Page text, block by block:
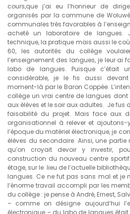
cours,que j’ai eu l’honneur de
organisés par la commune de
communales très favorables à
acheté un laboratoire de langues.
technique, la pratique mais aussi le
60, les autorités du collège
l’enseignement des langues, je leur ai
labo de langues. Puisque c’était
considérable, je le fis aussi devant
moment-là par le Baron Coppée.
collège un vrai centre de langues dont
aux élèves et le soir aux adultes. Je fus
faisabilité du projet. Mais face aux
organisationnel à relever et
l’époque du matériel électronique, je
élèves du secondaire. Ainsi, une
qu’on croyait devoir y investir,
construction du nouveau centre
étage, sur le lieu de l’actuelle
langues. Ce ne fut pas sans mal et je
l’énorme travail accompli par les
du collège : je pense à André, Ernest,
– comme on désigne aujourd’hui